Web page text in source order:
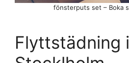
Flyttstädning i
fönsterputs set – Boka